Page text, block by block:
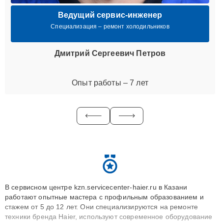
Ведущий сервис-инженер
Специализация – ремонт холодильников
Дмитрий Сергеевич Петров
Опыт работы – 7 лет
В сервисном центре kzn.servicecenter-haier.ru в Казани
работают опытные мастера с профильным образованием и
стажем от 5 до 12 лет. Они специализируются на ремонте
техники бренда Haier, используют современное оборудование